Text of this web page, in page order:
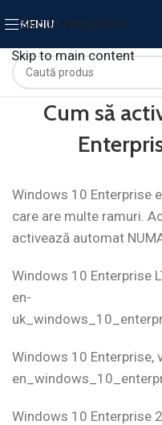
Skip to navigation
Skip to main content
MENIU
Cum să
Windows 10 Enterprise
care are multe ramuri.
activează automat
Windows 10 Enterprise
en-
Windows 10 Enterprise,
Windows 10 Enterprise